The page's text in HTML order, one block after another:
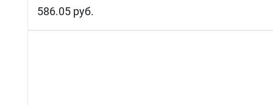
586.05 руб.